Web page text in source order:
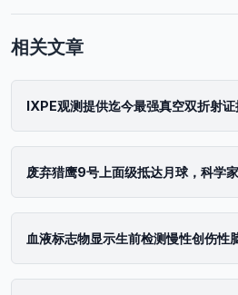
相关文章
IXPE观测提供迄今最强真空双折射证
废弃猎鹰9号上面级抵达月球，科学
血液标志物显示生前检测慢性创伤性